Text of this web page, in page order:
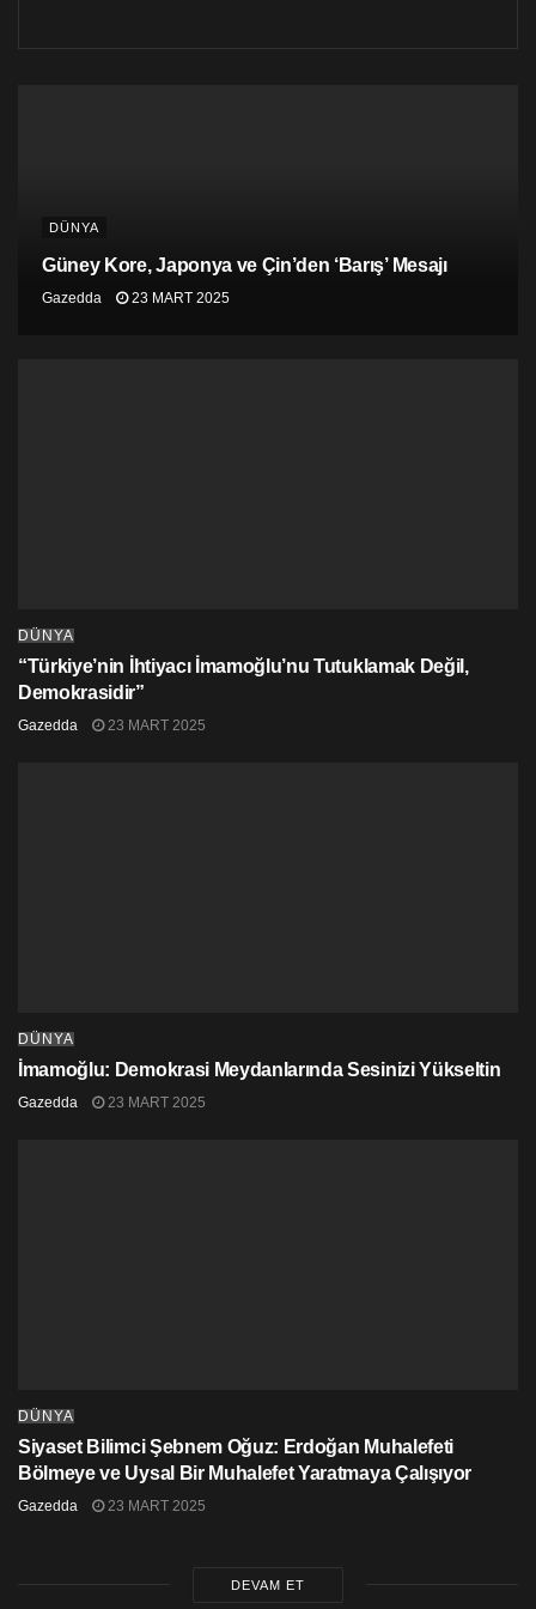
DÜNYA
Güney Kore, Japonya ve Çin’den ‘Barış’ Mesajı
Gazedda 23 MART 2025
DÜNYA
“Türkiye’nin İhtiyacı İmamoğlu’nu Tutuklamak Değil,
Demokrasidir”
Gazedda 23 MART 2025
DÜNYA
İmamoğlu: Demokrasi Meydanlarında Sesinizi Yükseltin
Gazedda 23 MART 2025
DÜNYA
Siyaset Bilimci Şebnem Oğuz: Erdoğan Muhalefeti
Bölmeye ve Uysal Bir Muhalefet Yaratmaya Çalışıyor
Gazedda 23 MART 2025
DEVAM ET